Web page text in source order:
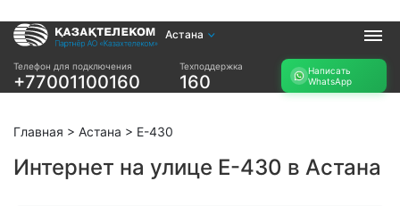
Астана
Телефон для подключения
+77001100160
Техподдержка
160
Написать
WhatsApp
Услуги
Интернет и ТВ в
Интернет и ТВ в
Интернет в офис
Главная > Астана > Е-430
Интернет на улице Е-430 в Астана